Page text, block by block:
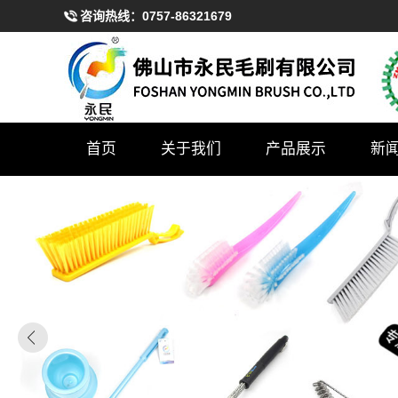
咨询热线： 0757-86321679
首页 关于我们 产品展示 新